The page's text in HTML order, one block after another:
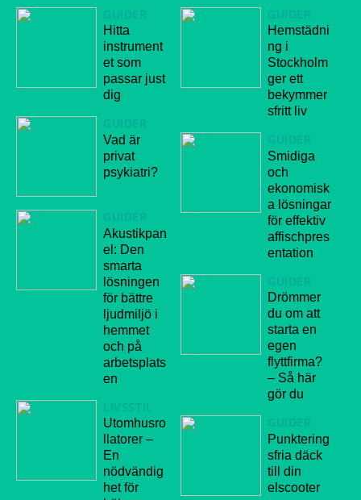
GUIDER
Hitta
instrument
et som
passar just
dig
GUIDER
Vad är
privat
psykiatri?
GUIDER
Akustikpan
el: Den
smarta
lösningen
för bättre
ljudmiljö i
hemmet
och på
arbetsplats
en
LIVSSTIL
Utomhusro
llatorer –
En
nödvändig
het för
GUIDER
Hemstädni
ng i
Stockholm
ger ett
bekymmer
sfritt liv
GUIDER
Smidiga
och
ekonomisk
a lösningar
för effektiv
affischpres
entation
GUIDER
Drömmer
du om att
starta en
egen
flyttfirma?
– Så här
gör du
GUIDER
Punktering
sfria däck
till din
elscooter